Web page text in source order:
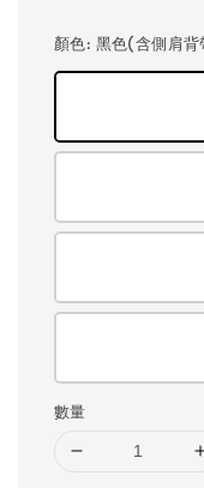
顏色: 黑色(含側肩背
數量